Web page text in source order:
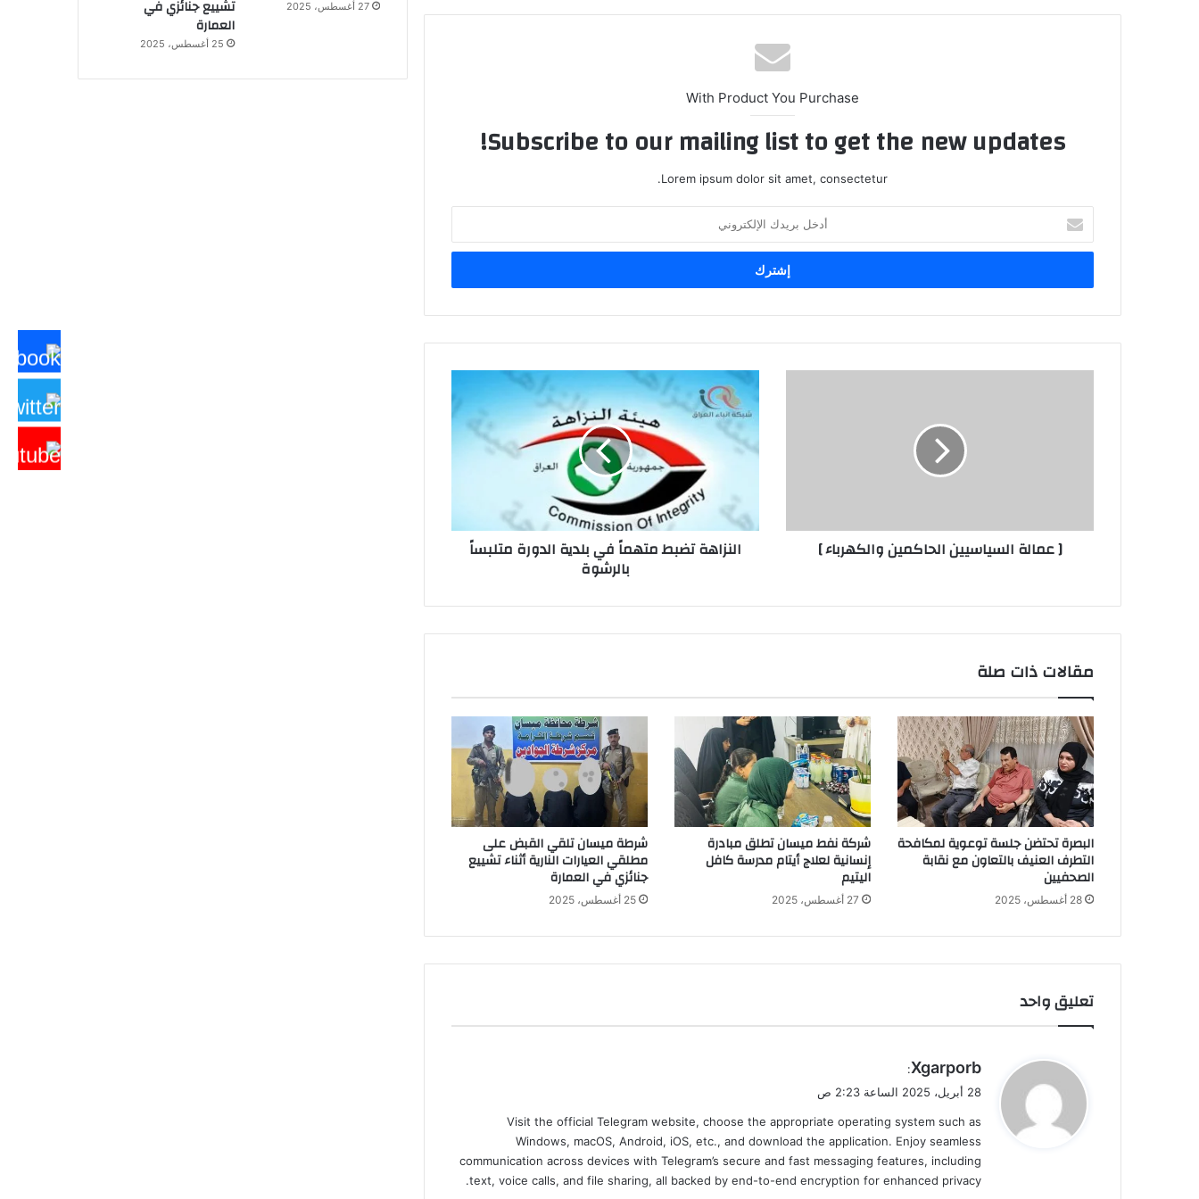
With Product You Purchase
Subscribe to our mailing list to get the new updates!
Lorem ipsum dolor sit amet, consectetur.
بريدك
الإلكتروني
[ عمالة السياسيين الحاكمين والكهرباء ]
النزاهة
تضبط
متهماً
بلدية
بالرشوة
النزاهة تضبط متهماً في بلدية الدورة متلبساً
بالرشوة
مقالات ذات صلة
البصرة تحتضن جلسة توعوية لمكافحة
التطرف العنيف بالتعاون مع نقابة
الصحفيين
28 أغسطس، 2025
شركة نفط ميسان تطلق مبادرة
إنسانية لعلاج أيتام مدرسة كافل
اليتيم
27 أغسطس، 2025
شرطة ميسان تلقي القبض على
مطلقي العيارات النارية أثناء تشييع
جنائزي في العمارة
25 أغسطس، 2025
تعليق واحد
ي
ق
ل
Xgarporb
:
28 أبريل، 2025 الساعة 2:23 ص
Visit the official Telegram website, choose the appropriate operating system such as
Windows, macOS, Android, iOS, etc., and download the application. Enjoy seamless
communication across devices with Telegram’s secure and fast messaging features, including
text, voice calls, and file sharing, all backed by end-to-end encryption for enhanced privacy.
27 أغسطس، 2025
تشييع جنائزي في
العمارة
25 أغسطس، 2025